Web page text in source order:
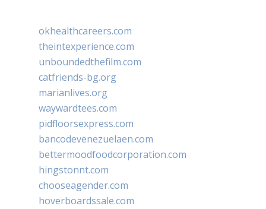
okhealthcareers.com
theintexperience.com
unboundedthefilm.com
catfriends-bg.org
marianlives.org
waywardtees.com
pidfloorsexpress.com
bancodevenezuelaen.com
bettermoodfoodcorporation.com
hingstonnt.com
chooseagender.com
hoverboardssale.com